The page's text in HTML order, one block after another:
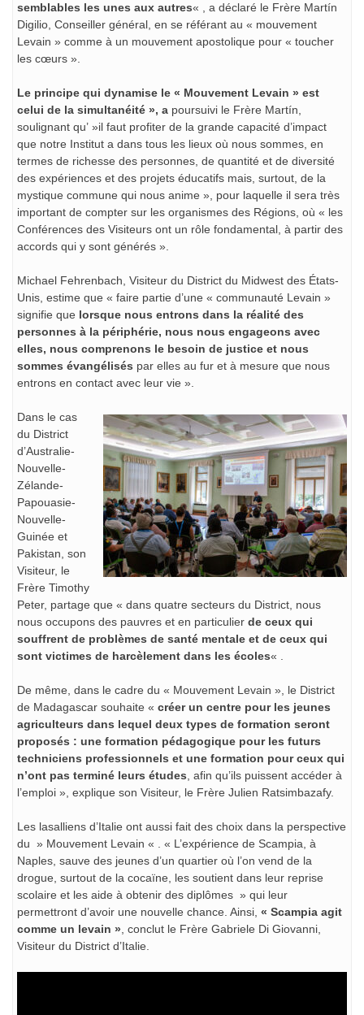
semblables les unes aux autres« , a déclaré le Frère Martín
Digilio, Conseiller général, en se référant au « mouvement
Levain » comme à un mouvement apostolique pour « toucher
les cœurs ».
Le principe qui dynamise le « Mouvement Levain » est
celui de la simultanéité », a poursuivi le Frère Martín,
soulignant qu’ »il faut profiter de la grande capacité d’impact
que notre Institut a dans tous les lieux où nous sommes, en
termes de richesse des personnes, de quantité et de diversité
des expériences et des projets éducatifs mais, surtout, de la
mystique commune qui nous anime », pour laquelle il sera très
important de compter sur les organismes des Régions, où « les
Conférences des Visiteurs ont un rôle fondamental, à partir des
accords qui y sont générés ».
Michael Fehrenbach, Visiteur du District du Midwest des États-
Unis, estime que « faire partie d’une « communauté Levain »
signifie que lorsque nous entrons dans la réalité des
personnes à la périphérie, nous nous engageons avec
elles, nous comprenons le besoin de justice et nous
sommes évangélisés par elles au fur et à mesure que nous
entrons en contact avec leur vie ».
Dans le cas
du District
d’Australie-
Nouvelle-
Zélande-
Papouasie-
Nouvelle-
Guinée et
Pakistan, son
Visiteur, le
Frère Timothy
Peter, partage que « dans quatre secteurs du District, nous
nous occupons des pauvres et en particulier de ceux qui
souffrent de problèmes de santé mentale et de ceux qui
sont victimes de harcèlement dans les écoles« .
De même, dans le cadre du « Mouvement Levain », le District
de Madagascar souhaite « créer un centre pour les jeunes
agriculteurs dans lequel deux types de formation seront
proposés : une formation pédagogique pour les futurs
techniciens professionnels et une formation pour ceux qui
n’ont pas terminé leurs études , afin qu’ils puissent accéder à
l’emploi », explique son Visiteur, le Frère Julien Ratsimbazafy.
Les lasalliens d’Italie ont aussi fait des choix dans la perspective
du » Mouvement Levain « . « L’expérience de Scampia, à
Naples, sauve des jeunes d’un quartier où l’on vend de la
drogue, surtout de la cocaïne, les soutient dans leur reprise
scolaire et les aide à obtenir des diplômes » qui leur
permettront d’avoir une nouvelle chance. Ainsi, « Scampia agit
comme un levain » , conclut le Frère Gabriele Di Giovanni,
Visiteur du District d’Italie.